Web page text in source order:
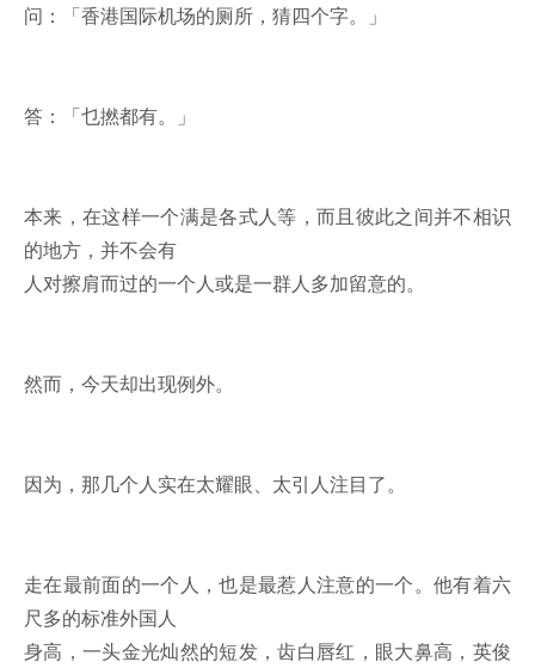
问：「香港国际机场的厕所，猜四个字。」
答：「乜撚都有。」
本来，在这样一个满是各式人等，而且彼此之间并不相识
的地方，并不会有
人对擦肩而过的一个人或是一群人多加留意的。
然而，今天却出现例外。
因为，那几个人实在太耀眼、太引人注目了。
走在最前面的一个人，也是最惹人注意的一个。他有着六
尺多的标准外国人
身高，一头金光灿然的短发，齿白唇红，眼大鼻高，英俊